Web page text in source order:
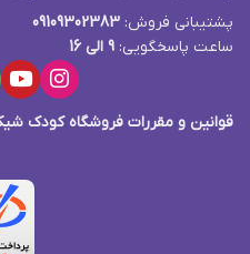
پشتیبانی فروش: 09109302383
ساعت پاسخگویی: 9 الی 16
قوانین و مقررات فروشگاه کودک